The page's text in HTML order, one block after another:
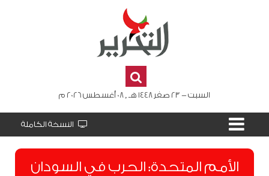
السبت - 23 صفر 1448 هـ , 08 أغسطس 2026 م
النسخة الكاملة
الأمم المتحدة: الحرب في السودان